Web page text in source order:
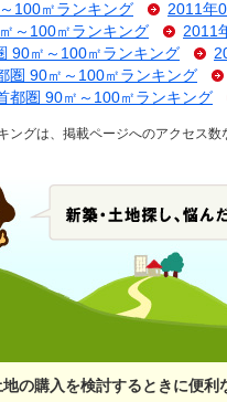
100㎡ランキング
2011年
～100㎡ランキング
2011
90㎡～100㎡ランキング
90㎡～100㎡ランキング
圏 90㎡～100㎡ランキング
ングは、掲載ページへのアクセス数
の購入を検討するときに便